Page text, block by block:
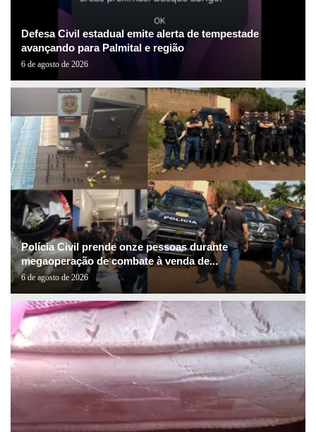
Defesa Civil estadual emite alerta de tempestade
avançando para Palmital e região
6 de agosto de 2026
Polícia Civil prende onze pessoas durante
megaoperação de combate à venda de...
6 de agosto de 2026